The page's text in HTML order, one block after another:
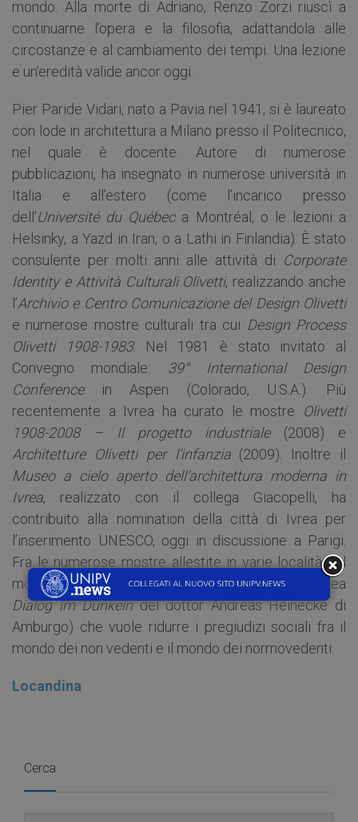
mondo. Alla morte di Adriano, Renzo Zorzi riuscì a
continuarne l’opera e la filosofia, adattandola alle
circostanze e al cambiamento dei tempi. Una lezione
e un’eredità valide ancor oggi.
Pier Paride Vidari, nato a Pavia nel 1941, si è laureato
con lode in architettura a Milano presso il Politecnico,
nel quale è docente. Autore di numerose
pubblicazioni, ha insegnato in numerose università in
Italia e all’estero (come l’incarico presso
dell’Université du Québec a Montréal, o le lezioni a
Helsinky, a Yazd in Iran, o a Lathi in Finlandia). È stato
consulente per molti anni alle attività di Corporate
Identity e Attività Culturali Olivetti, realizzando anche
l’Archivio e Centro Comunicazione del Design Olivetti
e numerose mostre culturali tra cui Design Process
Olivetti 1908-1983. Nel 1981 è stato invitato al
Convegno mondiale: 39° International Design
Conference in Aspen (Colorado, U.S.A.). Più
recentemente a Ivrea ha curato le mostre Olivetti
1908-2008 – Il progetto industriale (2008) e
Architetture Olivetti per l’infanzia (2009). Inoltre il
Museo a cielo aperto dell’architettura moderna in
Ivrea, realizzato con il collega Giacopelli, ha
contribuito alla nomination della città di Ivrea per
l’inserimento UNESCO, oggi in discussione a Parigi.
Fra le numerose mostre allestite in varie località nel
mondo, occorre citareDialogo nel buio, (dall’idea
Dialog im Dunkelndel dottor Andreas Heinecke di
Amburgo) che vuole ridurre i pregiudizi sociali fra il
mondo dei non vedenti e il mondo dei normovedenti.
Locandina
Cerca